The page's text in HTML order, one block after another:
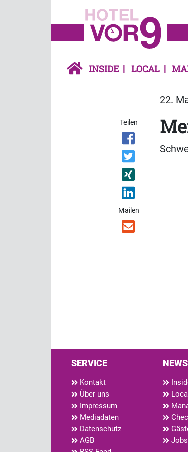
INSIDE LOCAL
22.
Teilen
Mailen
SERVICE
Kontakt
Über uns
Impressum
Mediadaten
Datenschutz
AGB
NEWS
Local
Jobs